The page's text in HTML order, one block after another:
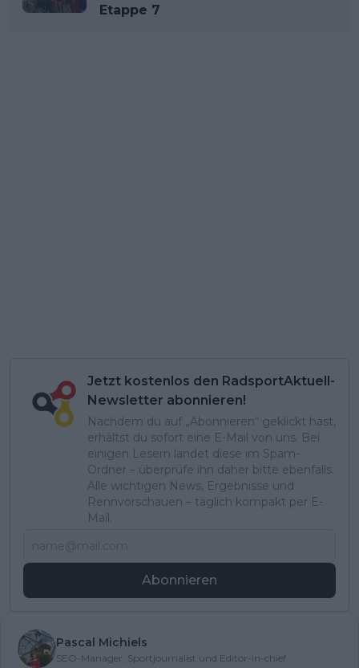
Etappe 7
Jetzt kostenlos den RadsportAktuell-
Newsletter abonnieren!
Nachdem du auf „Abonnieren“ geklickt hast,
erhältst du sofort eine E-Mail von uns. Bei
einigen Lesern landet diese im Spam-
Ordner – überprüfe ihn daher bitte ebenfalls.
Alle wichtigen News, Ergebnisse und
Rennvorschauen – täglich kompakt per E-
Mail.
Abonnieren
Pascal Michiels
SEO-Manager, Sportjournalist und Editor-in-chief